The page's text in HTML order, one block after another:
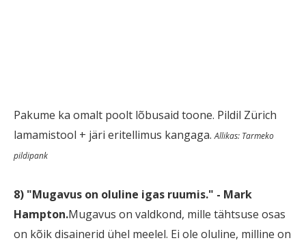
Pakume ka omalt poolt lõbusaid toone. Pildil Zürich
lamamistool + järi eritellimus kangaga.Allikas: Tarmeko
pildipank
8) "Mugavus on oluline igas ruumis." - Mark
Hampton.Mugavus on valdkond, mille tähtsuse osas
on kõik disainerid ühel meelel. Ei ole oluline, milline on